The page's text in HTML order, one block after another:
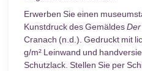
Erwerben Sie einen
Kunstdruck des Gemäldes
Cranach (n.d.). Gedruckt mit
g/m² Leinwand und
Schutzlack. Stellen Sie per